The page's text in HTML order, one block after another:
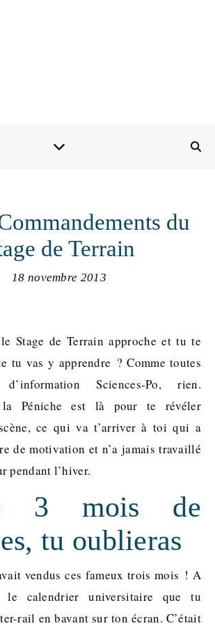
du
de Terrain
18 novembre 2013
tu vas y apprendre ? Comme toutes
Sciences-Po, rien.
la Péniche est là pour te révéler
ce qui va t’arriver à toi qui a
de motivation et n’a jamais travaillé
pendant l’hiver.
3 mois de
tu oublieras
vendus ces fameux trois mois ! A
le calendrier universitaire que tu
rail en bavant sur ton écran. C’était